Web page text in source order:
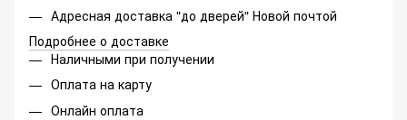
Адресная доставка "до дверей" Новой почтой
Подробнее о доставке
Наличными при получении
Оплата на карту
Онлайн оплата